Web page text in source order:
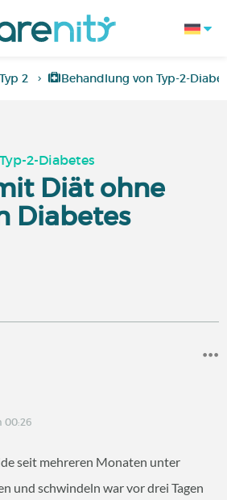
2 Behandlung von Typ-2-
2-Diabetes
Diät ohne
Diabetes
00:26
seit mehreren Monaten unter
und schwindeln war vor drei Tagen